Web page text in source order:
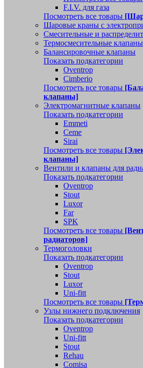
F.I.V. для газа
Посмотреть все товары
Шаровые краны с
Смесительные и
Термосмесительные клапаны
Балансировочные клапаны
Показать подкатегории
Oventrop
Cimberio
Посмотреть все товары
клапаны]
Электромагнитные клапаны
Показать подкатегории
Emmeti
Ceme
Sirai
Посмотреть все товары
клапаны]
Вентили и клапаны для
Показать подкатегории
Oventrop
Stout
Luxor
Far
SPK
Посмотреть все товары
радиаторов]
Термоголовки
Показать подкатегории
Oventrop
Stout
Luxor
Uni-fitt
Посмотреть все товары
Узлы нижнего подключения
Показать подкатегории
Oventrop
Uni-fitt
Stout
Rehau
Comisa